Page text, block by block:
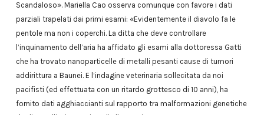
Scandaloso». Mariella Cao osserva comunque con favore i dati
parziali trapelati dai primi esami: «Evidentemente il diavolo fa le
pentole ma non i coperchi. La ditta che deve controllare
l’inquinamento dell’aria ha affidato gli esami alla dottoressa Gatti
che ha trovato nanoparticelle di metalli pesanti cause di tumori
addirittura a Baunei. E l’indagine veterinaria sollecitata da noi
pacifisti (ed effettuata con un ritardo grottesco di 10 anni), ha
fornito dati agghiaccianti sul rapporto tra malformazioni genetiche